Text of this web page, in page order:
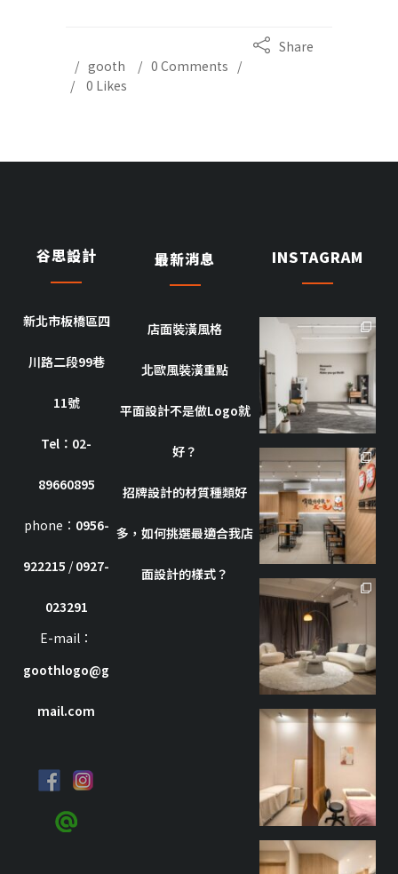
gooth 0 Comments
Share
0 Likes
谷思設計
新北市板橋區四
川路二段99巷
11號
Tel：02-
89660895
phone： 0956-
922215 /0927-
023291
E-mail：
goothlogo@g
mail.com
最新消息
店面裝潢風格
北歐風裝潢重點
平面設計不是做Logo就
好？
招牌設計的材質種類好
多，如何挑選最適合我店
面設計的樣式？
INSTAGRAM
goothdesign
10 月 8
goothdesign
10 月 7
goothdesign
7 月 8
goothdesign
9 月 27
goothdesign